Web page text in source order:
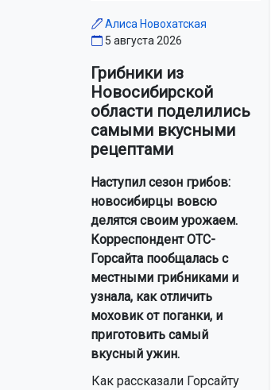
Алиса Новохатская
5 августа 2026
Грибники из
Новосибирской
области поделились
самыми вкусными
рецептами
Наступил сезон грибов:
новосибирцы вовсю
делятся своим урожаем.
Корреспондент ОТС-
Горсайта пообщалась с
местными грибниками и
узнала, как отличить
моховик от поганки, и
приготовить самый
вкусный ужин.
Как рассказали Горсайту